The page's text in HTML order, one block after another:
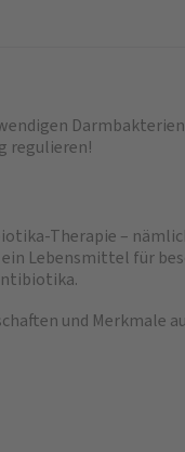
regulieren!
Therapie –
Lebensmittel für
und Merkmale